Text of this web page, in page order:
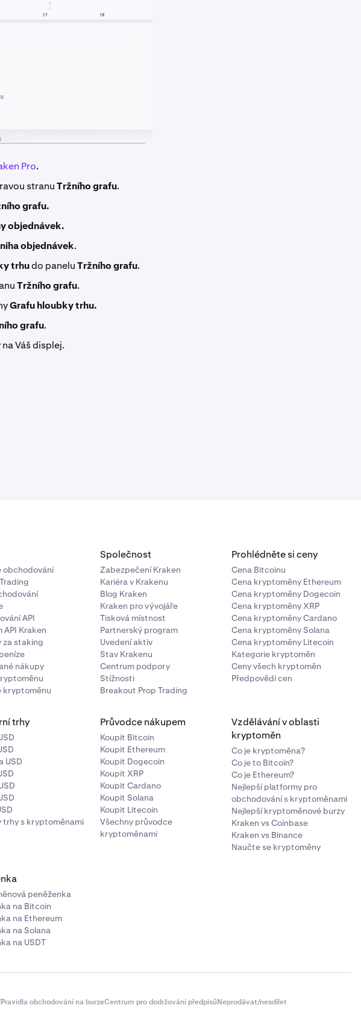
Pro.
stranuTržního grafu.
grafu.
objednávek.
objednávek.
trhudo paneluTržního grafu.
Tržního grafu.
Grafu hloubky trhu.
grafu.
Váš displej.
obchodování
API
API Kraken
za staking
nákupy
kryptoměnu
Společnost
Zabezpečení Kraken
Kariéra v Krakenu
Blog Kraken
Kraken pro vývojáře
Tisková místnost
Partnerský program
Uvedení aktiv
Stav Krakenu
Centrum podpory
Stížnosti
Breakout Prop Trading
Prohlédněte si ceny
Cena Bitcoinu
Cena kryptoměny Ethereum
Cena kryptoměny Dogecoin
Cena kryptoměny XRP
Cena kryptoměny Cardano
Cena kryptoměny Solana
Cena kryptoměny Litecoin
Kategorie kryptoměn
Ceny všech kryptoměn
Předpovědi cen
trhy
USD
trhy s kryptoměnami
Průvodce nákupem
Koupit Bitcoin
Koupit Ethereum
Koupit Dogecoin
Koupit XRP
Koupit Cardano
Koupit Solana
Koupit Litecoin
Všechny průvodce
kryptoměnami
Vzdělávání v oblasti
kryptoměn
Co je kryptoměna?
Co je to Bitcoin?
Co je Ethereum?
Nejlepší platformy pro
obchodování s kryptoměnami
Nejlepší kryptoměnové burzy
Kraken vs Coinbase
Kraken vs Binance
Naučte se kryptoměny
peněženka
na Bitcoin
na Ethereum
na Solana
na USDT
Pravidla obchodování na burzeCentrum pro dodržování předpisůNeprodávat/nesdílet